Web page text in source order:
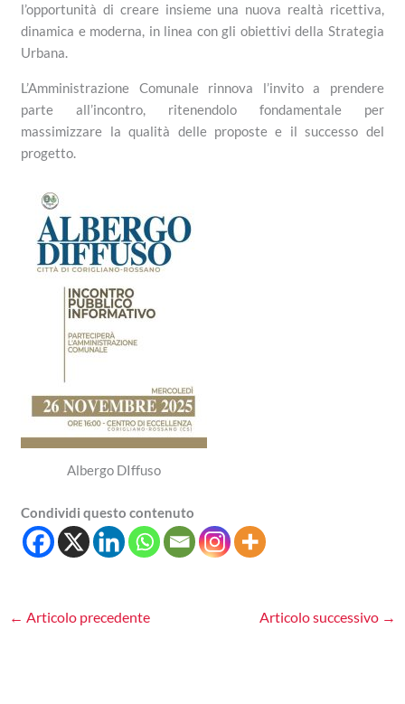
l’opportunità di creare insieme una nuova realtà ricettiva,
dinamica e moderna, in linea con gli obiettivi della Strategia
Urbana.
L’Amministrazione Comunale rinnova l’invito a prendere
parte all’incontro, ritenendolo fondamentale per
massimizzare la qualità delle proposte e il successo del
progetto.
Albergo DIffuso
Condividi questo contenuto
← Articolo precedente Articolo successivo →